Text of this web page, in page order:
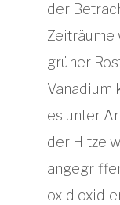
der
Zeiträume
grüner
Vanadium
es unter
der Hitze
oxid